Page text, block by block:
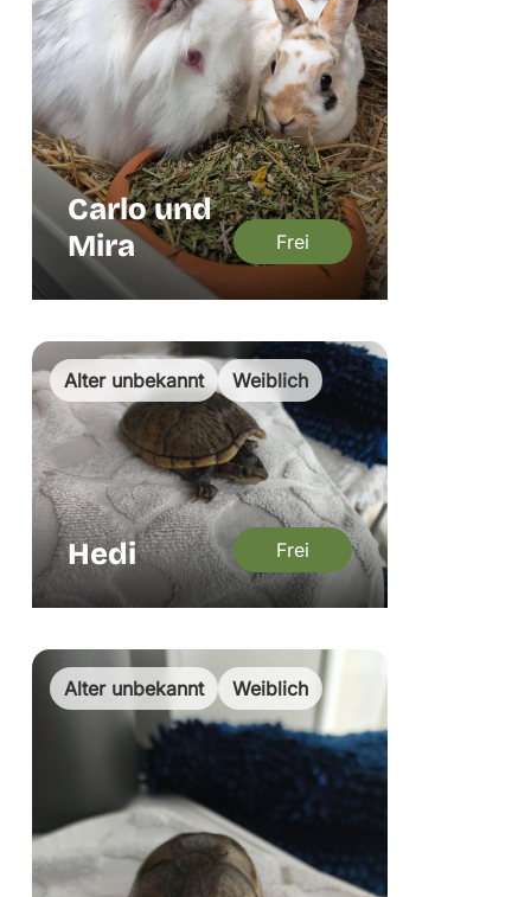
Carlo und
Mira
Frei
Alter unbekannt Weiblich
Hedi Frei
Alter unbekannt Weiblich